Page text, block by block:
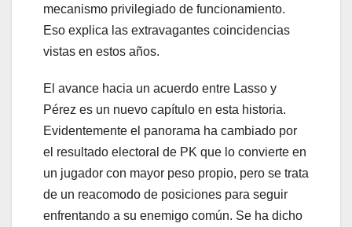
mecanismo privilegiado de funcionamiento.
Eso explica las extravagantes coincidencias
vistas en estos años.
El avance hacia un acuerdo entre Lasso y
Pérez es un nuevo capítulo en esta historia.
Evidentemente el panorama ha cambiado por
el resultado electoral de PK que lo convierte en
un jugador con mayor peso propio, pero se trata
de un reacomodo de posiciones para seguir
enfrentando a su enemigo común. Se ha dicho